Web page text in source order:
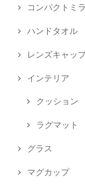
コンパクトミ
ハンドタオル
レンズキャッ
インテリア
クッション
ラグマット
グラス
マグカップ